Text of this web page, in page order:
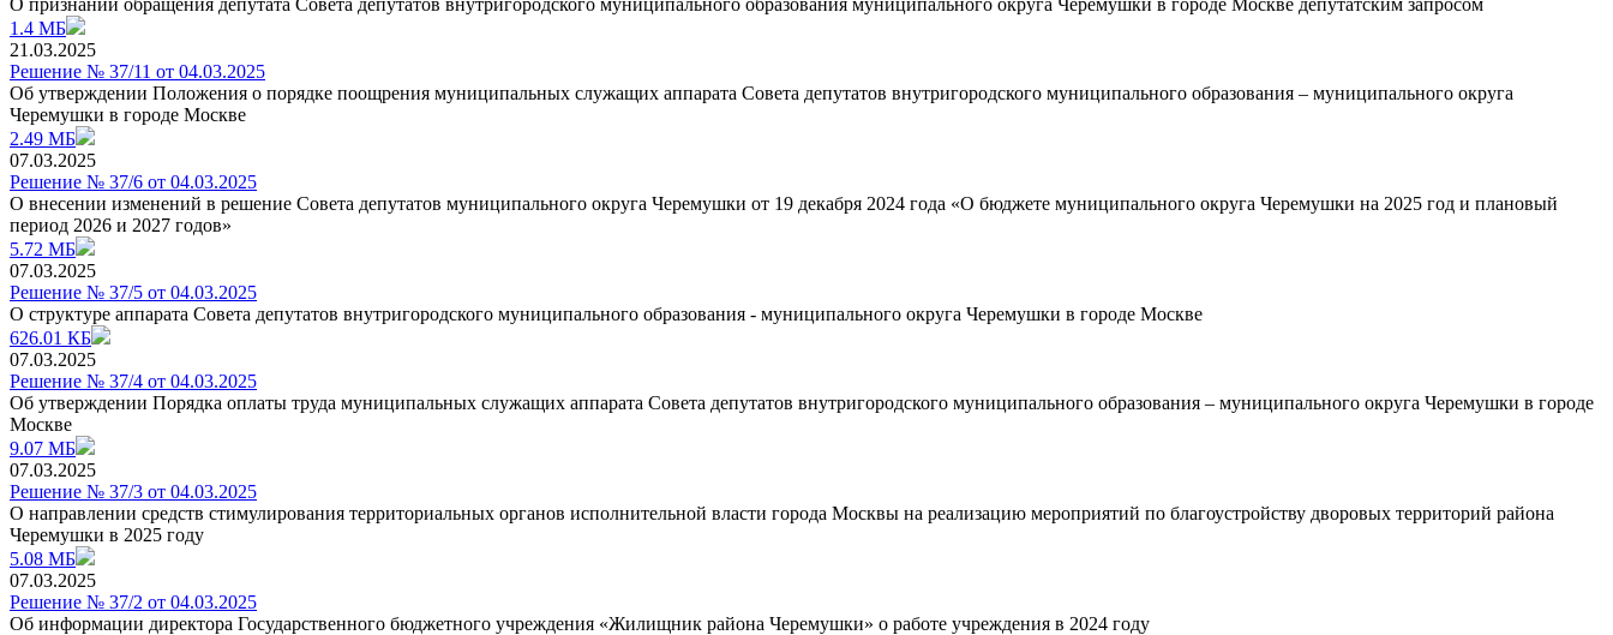
О признании обращения депутата Совета депутатов внутригородского муниципального образования муниципального округа Черемушки в городе Москве депутатским запросом
1.4 МБ
21.03.2025
Решение № 37/11 от 04.03.2025
Об утверждении Положения о порядке поощрения муниципальных служащих аппарата Совета депутатов внутригородского муниципального образования – муниципального округа
Черемушки в городе Москве
2.49 МБ
07.03.2025
Решение № 37/6 от 04.03.2025
О внесении изменений в решение Совета депутатов муниципального округа Черемушки от 19 декабря 2024 года «О бюджете муниципального округа Черемушки на 2025 год и плановый
период 2026 и 2027 годов»
5.72 МБ
07.03.2025
Решение № 37/5 от 04.03.2025
О структуре аппарата Совета депутатов внутригородского муниципального образования - муниципального округа Черемушки в городе Москве
626.01 КБ
07.03.2025
Решение № 37/4 от 04.03.2025
Об утверждении Порядка оплаты труда муниципальных служащих аппарата Совета депутатов внутригородского муниципального образования – муниципального округа Черемушки в городе
Москве
9.07 МБ
07.03.2025
Решение № 37/3 от 04.03.2025
О направлении средств стимулирования территориальных органов исполнительной власти города Москвы на реализацию мероприятий по благоустройству дворовых территорий района
Черемушки в 2025 году
5.08 МБ
07.03.2025
Решение № 37/2 от 04.03.2025
Об информации директора Государственного бюджетного учреждения «Жилищник района Черемушки» о работе учреждения в 2024 году